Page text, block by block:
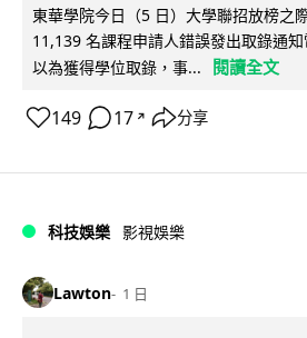
東華學院今日（5 日）大學聯招放榜之
11,139 名課程申請人錯誤發出取錄通
以為獲得學位取錄，事...
閱讀全文
149 17 ↗ 分享
科技娛樂 影視娛樂
Lawton 1 日